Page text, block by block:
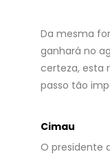
Da mesma
ganhará no
certeza, esta
passo tão
Cimau
O presidente